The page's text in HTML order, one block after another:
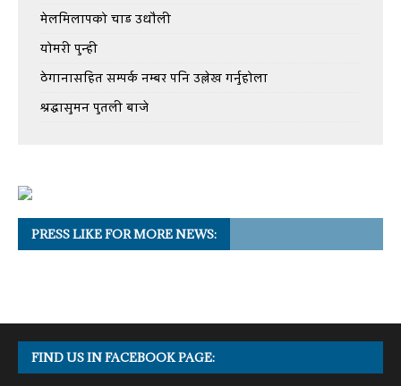
मेलमिलापको चाड उधौली
योमरी पुन्ही
ठेगानासहित सम्पर्क नम्बर पनि उल्लेख गर्नुहोला
श्रद्धासुमन पुतली बाजे
PRESS LIKE FOR MORE NEWS:
FIND US IN FACEBOOK PAGE: